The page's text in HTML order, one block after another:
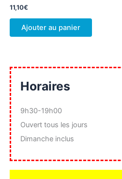
11,10€
Ajouter au panier
Horaires
9h30-19h00
Ouvert tous les jours
Dimanche inclus